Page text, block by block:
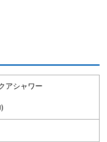
アシャワー